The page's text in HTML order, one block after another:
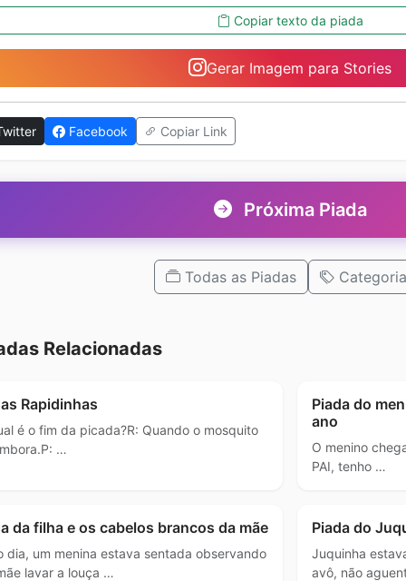
Copiar texto da piada
Gerar Imagem para Stories
Facebook Copiar Link
Próxima Piada
Todas as Piadas
Relacionadas
Rapidinhas
é o fim da picada?R: Quando o mosquito
…
Piada do
ano
O menino
PAI, tenho …
da filha e os cabelos brancos da mãe
dia, um menina estava sentada observando
lavar a louça …
Piada do
Juquinha
avô, não